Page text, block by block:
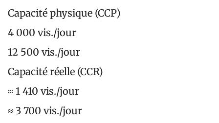
Capacité physique (CCP)
4 000 vis./jour
12 500 vis./jour
Capacité réelle (CCR)
≈ 1 410 vis./jour
≈ 3 700 vis./jour